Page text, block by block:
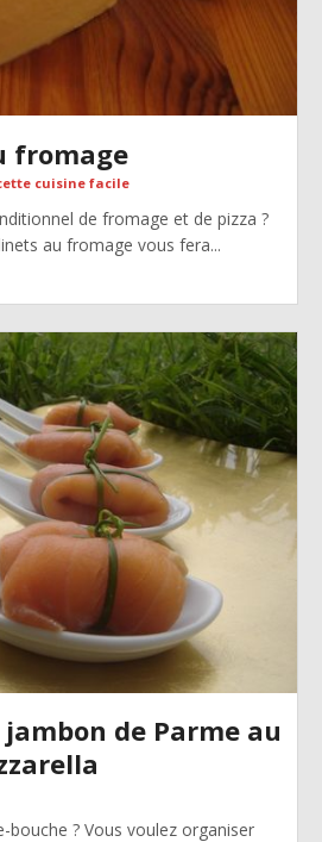
fromage
cuisine facile
de fromage et de pizza ?
au fromage vous fera...
jambon de Parme au
bouche ? Vous voulez organiser